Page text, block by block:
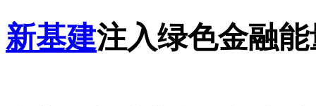
新基建注入绿色金融能